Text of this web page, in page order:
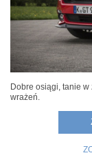
Dobre osiągi, tanie
wrażeń.